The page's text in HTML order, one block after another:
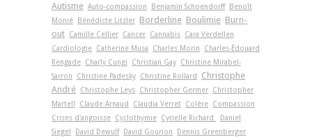
Autisme Auto-compassion Benjamin Schoendorff
Benoît
Monié
Bénédicte Litzler Borderline Boulimie Burn-
out Camille Cellier Cancer Cannabis Cara Verdellen
Cardiologie Catherine Musa Charles Morin
Charles-Édouard
Rengade Charly Cungi Christian Gay Christine Mirabel-
Sarron
Christine Padesky Christine Rollard
Christophe
André Christophe Leys Christopher Germer Christopher
Martell
Claude Arnaud Claudia Verret Colère Compassion
Crises d'angoisse Cyclothymie Cyrielle Richard
Daniel
Siegel
David Dewulf David Gourion
Dennis Greenberger